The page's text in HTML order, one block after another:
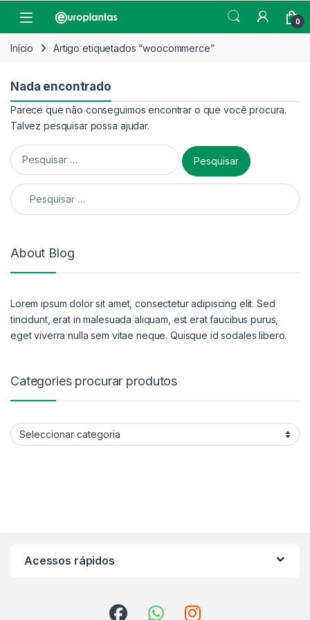
Open 0
Início Artigo etiquetados “woocommerce”
Nada encontrado
Parece que não conseguimos encontrar o que você procura.
Talvez pesquisar possa ajudar.
Pesquisar por:
Pesquisar por:
About Blog
Lorem ipsum dolor sit amet, consectetur adipiscing elit. Sed
tincidunt, erat in malesuada aliquam, est erat faucibus purus,
eget viverra nulla sem vitae neque. Quisque id sodales libero.
Categories procurar produtos
Categories procurar produtos
Acessos rápidos